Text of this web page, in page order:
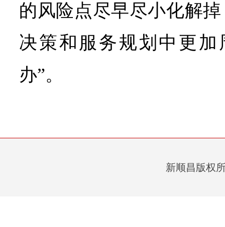
的风险点尽早尽小化解
决策和服务规划中更
办”。
新顺昌版权